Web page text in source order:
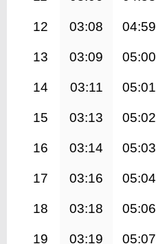
12 03:08 04:59
13 03:09 05:00
14 03:11 05:01
15 03:13 05:02
16 03:14 05:03
17 03:16 05:04
18 03:18 05:06
19 03:19 05:07